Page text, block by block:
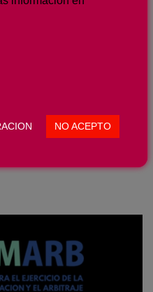
DE
alguien que ha [...]
READ MORE
NO ACEPTO